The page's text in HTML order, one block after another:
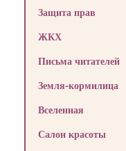
Защита прав
ЖКХ
Письма читателей
Земля-кормилица
Вселенная
Салон красоты